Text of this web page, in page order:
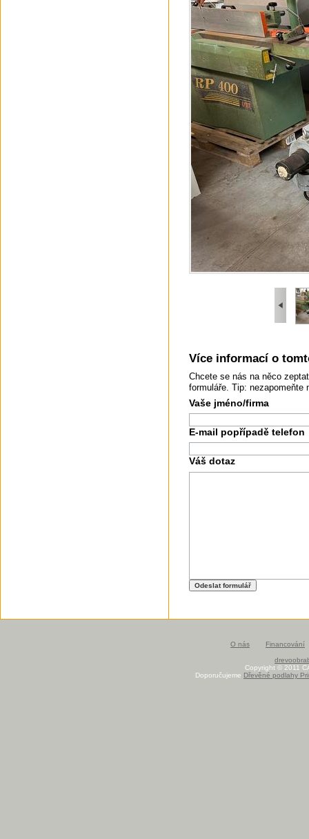
Více informací o
Chcete se nás na něco
formuláře. Tip:
Vaše jméno/firma
E-mail popřípadě telefon
Váš dotaz
O nás Financování
Copyright © 2011
Doporučujeme Dřevěné podlahy